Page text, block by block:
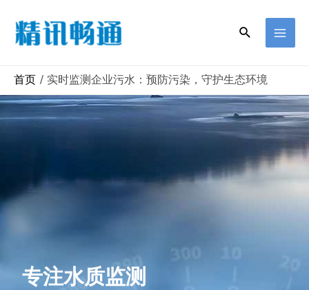
首页 实时监测企业污水：预防污染，守护生态环境
专注水质监测